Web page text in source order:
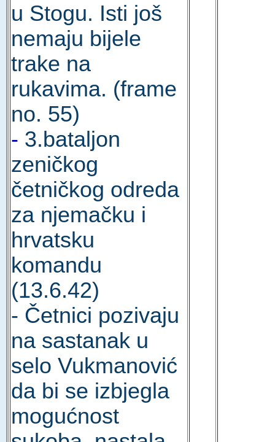
u Stogu. Isti još
nemaju bijele
trake na
rukavima. (frame
no. 55)
- 3.bataljon
zeničkog
četničkog odreda
za njemačku i
hrvatsku
komandu
(13.6.42)
- Četnici pozivaju
na sastanak u
selo Vukmanović
da bi se izbjegla
mogućnost